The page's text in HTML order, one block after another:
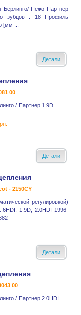
Берлинго/ Пежо Партнер
зубцов : 18 Профиль
[мм ...
Детали
00
/ Партнер 1.9D
Детали
- 2150CY
регулировкой)
1.9D, 2.0HDI 1996-
Детали
00
/ Партнер 2.0HDI